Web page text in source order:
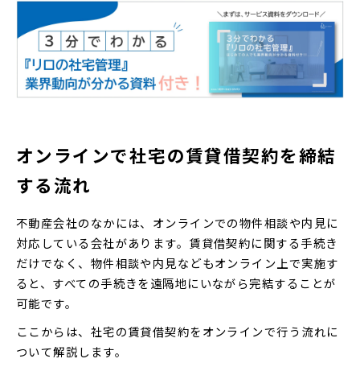
オンラインで社宅の賃貸借契約を締結
する流れ
不動産会社のなかには、オンラインでの物件相談や内見に
対応している会社があります。賃貸借契約に関する手続き
だけでなく、物件相談や内見などもオンライン上で実施す
ると、すべての手続きを遠隔地にいながら完結することが
可能です。
ここからは、社宅の賃貸借契約をオンラインで行う流れに
ついて解説します。